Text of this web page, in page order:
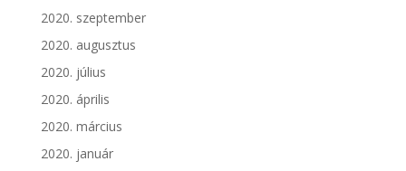
2020. szeptember
2020. augusztus
2020. július
2020. április
2020. március
2020. január